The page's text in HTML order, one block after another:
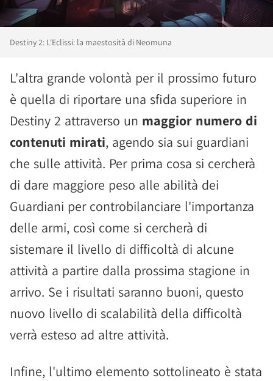
Destiny 2: L'Eclissi: la maestosità di Neomuna
L'altra grande volontà per il prossimo futuro
è quella di riportare una sfida superiore in
Destiny 2 attraverso un maggior numero di
contenuti mirati, agendo sia sui guardiani
che sulle attività. Per prima cosa si cercherà
di dare maggiore peso alle abilità dei
Guardiani per controbilanciare l'importanza
delle armi, così come si cercherà di
sistemare il livello di difficoltà di alcune
attività a partire dalla prossima stagione in
arrivo. Se i risultati saranno buoni, questo
nuovo livello di scalabilità della difficoltà
verrà esteso ad altre attività.
Infine, l'ultimo elemento sottolineato è stata